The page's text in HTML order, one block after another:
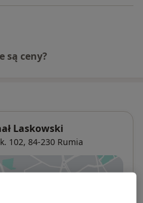
są ceny?
Laskowski
102, 84-230 Rumia